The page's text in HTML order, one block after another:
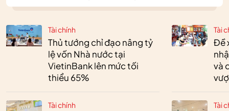
Tài chính
Thủ tướng chỉ đạo nâng tỷ
lệ vốn Nhà nước tại
VietinBank lên mức tối
thiểu 65%
Tài chính
Tài
Đề
và
Tài